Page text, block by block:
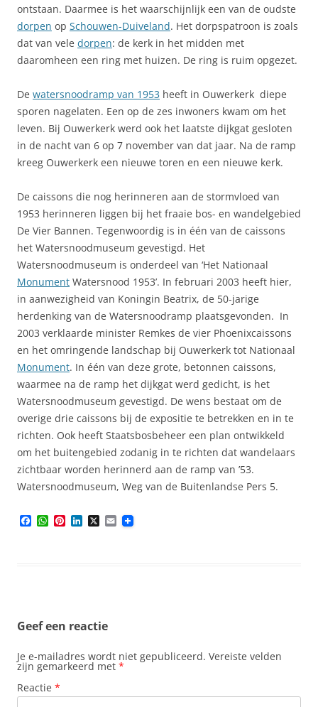
ontstaan. Daarmee is het waarschijnlijk een van de oudste
dorpen op Schouwen-Duiveland. Het dorpspatroon is zoals
dat van vele dorpen: de kerk in het midden met
daaromheen een ring met huizen. De ring is ruim opgezet.
De watersnoodramp van 1953 heeft in Ouwerkerk diepe
sporen nagelaten. Een op de zes inwoners kwam om het
leven. Bij Ouwerkerk werd ook het laatste dijkgat gesloten
in de nacht van 6 op 7 november van dat jaar. Na de ramp
kreeg Ouwerkerk een nieuwe toren en een nieuwe kerk.
De caissons die nog herinneren aan de stormvloed van
1953 herinneren liggen bij het fraaie bos- en wandelgebied
De Vier Bannen. Tegenwoordig is in één van de caissons
het Watersnoodmuseum gevestigd. Het
Watersnoodmuseum is onderdeel van ‘Het Nationaal
Monument Watersnood 1953’. In februari 2003 heeft hier,
in aanwezigheid van Koningin Beatrix, de 50-jarige
herdenking van de Watersnoodramp plaatsgevonden. In
2003 verklaarde minister Remkes de vier Phoenixcaissons
en het omringende landschap bij Ouwerkerk tot Nationaal
Monument. In één van deze grote, betonnen caissons,
waarmee na de ramp het dijkgat werd gedicht, is het
Watersnoodmuseum gevestigd. De wens bestaat om de
overige drie caissons bij de expositie te betrekken en in te
richten. Ook heeft Staatsbosbeheer een plan ontwikkeld
om het buitengebied zodanig in te richten dat wandelaars
zichtbaar worden herinnerd aan de ramp van ’53.
Watersnoodmuseum, Weg van de Buitenlandse Pers 5.
W P X E
m
Geef een reactie
Je e-mailadres wordt niet gepubliceerd. Vereiste velden
zijn gemarkeerd met *
Reactie *